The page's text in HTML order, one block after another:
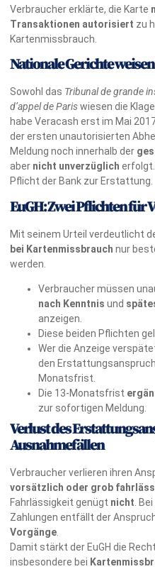
Verbraucher erklärte, die Karte
Transaktionen autorisiert zu
Kartenmissbrauch.
Nationale Gerichte
Sowohl das Tribunal de grande
d’appel de Pariswiesen die
habe Veracash erst im Mai
der ersten unautorisierten
Meldung noch innerhalb der
aber nicht unverzüglich erfolgt.
Pflicht der Bank zur Erstattung.
EuGH: Zwei Pflichten für
Mit seinem Urteil verdeutlicht
bei Kartenmissbrauch nur
werden.
Verbraucher müssen
nach Kenntnis und
anzeigen.
Diese beiden Pflichten
Wer die Anzeige
den
Monatsfrist.
Die 13-Monatsfrist
zur sofortigen Meldung.
Verlust des
Ausnahmefällen
Verbraucher verlieren ihren
vorsätzlich oder grob
Fahrlässigkeit genügt nicht.
Zahlungen entfällt der
Vorgänge.
Damit stärkt der EuGH die
insbesondere bei